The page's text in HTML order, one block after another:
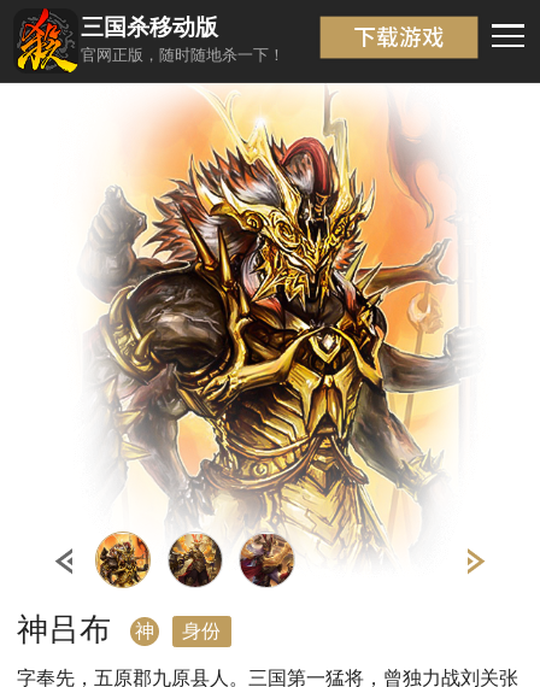
三国杀移动版
官网正版，随时随地杀一下！
返回
神吕布 神 身份
字奉先，五原郡九原县人。三国第一猛将，曾独力战刘关张